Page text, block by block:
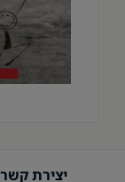
יצירת קשר